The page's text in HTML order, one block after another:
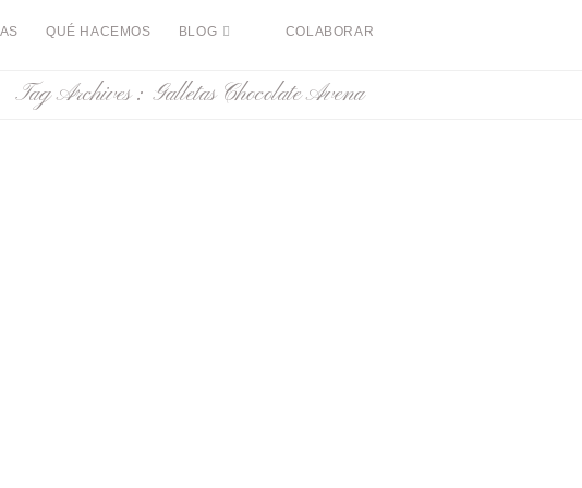
QUÉ HACEMOS BLOG COLABORAR
Tag Archives : Galletas Chocolate Avena